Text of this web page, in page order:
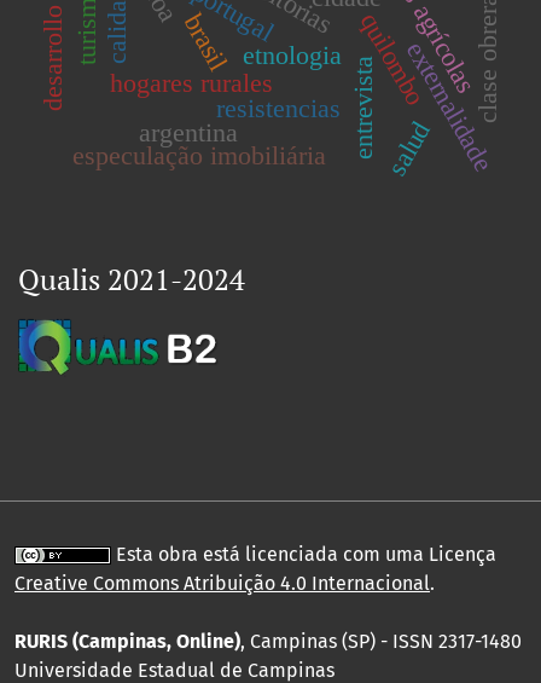
brasil
entrevista
quilombo
hogares rurales
resistencias
argentina
clase obrera
especulação imobiliária
etnologia externalidade
calidad
salud
Qualis 2021-2024
Esta obra está licenciada com uma Licença
Creative Commons Atribuição 4.0 Internacional.
RURIS (Campinas, Online), Campinas (SP) - ISSN 2317-1480
Universidade Estadual de Campinas